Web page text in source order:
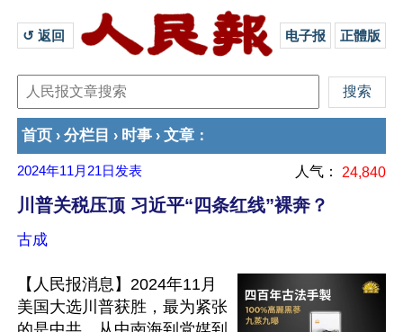
↺ 返回 电子报 正體版
首页 › 分栏目 › 时事 › 文章 ：
2024年11月21日 发表 人气： 24,840
川普关税压顶 习近平“四条红线”裸奔？
古成
【人民报消息】2024年11月
美国大选川普获胜，最为紧张